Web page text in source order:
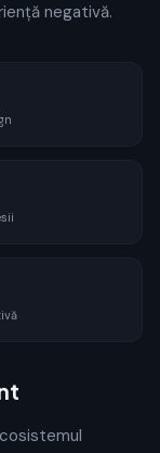
negativă.